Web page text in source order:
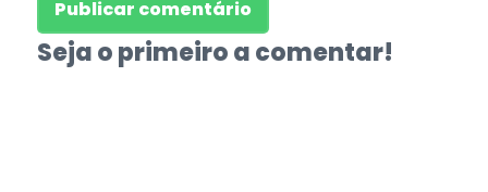
Seja o primeiro a comentar!